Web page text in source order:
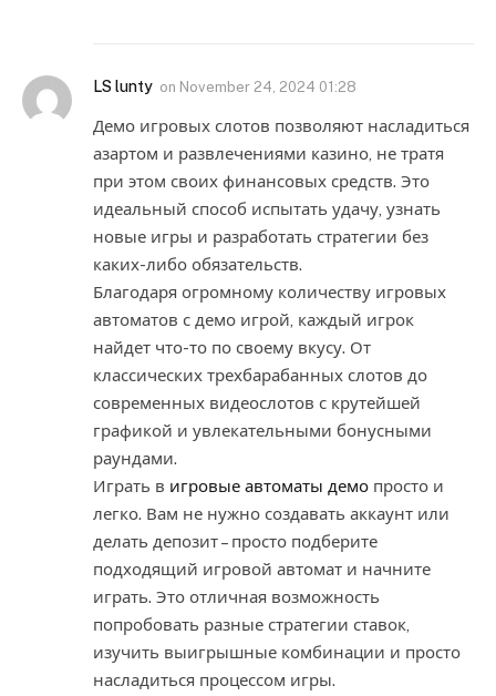
LS lunty on November 24, 2024 01:28
Демо игровых слотов позволяют насладиться
азартом и развлечениями казино, не тратя
при этом своих финансовых средств. Это
идеальный способ испытать удачу, узнать
новые игры и разработать стратегии без
каких-либо обязательств.
Благодаря огромному количеству игровых
автоматов с демо игрой, каждый игрок
найдет что-то по своему вкусу. От
классических трехбарабанных слотов до
современных видеослотов с крутейшей
графикой и увлекательными бонусными
раундами.
Играть в игровые автоматы демо просто и
легко. Вам не нужно создавать аккаунт или
делать депозит – просто подберите
подходящий игровой автомат и начните
играть. Это отличная возможность
попробовать разные стратегии ставок,
изучить выигрышные комбинации и просто
насладиться процессом игры.